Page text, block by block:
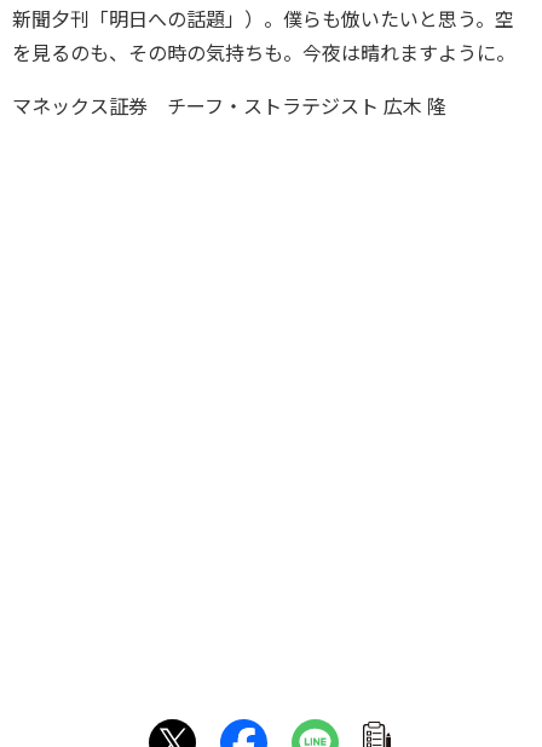
新聞夕刊「明日への話題」）。僕らも倣いたいと思う。空
を見るのも、その時の気持ちも。今夜は晴れますように。
マネックス証券 チーフ・ストラテジスト 広木 隆